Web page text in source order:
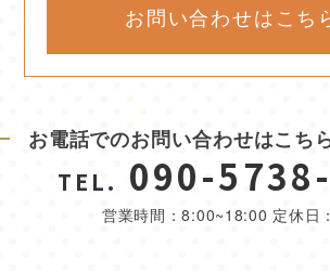
お問い合わせはこち
お電話でのお問い合わせはこち
TEL. 090-
営業時間：8:00~18:00 定休日